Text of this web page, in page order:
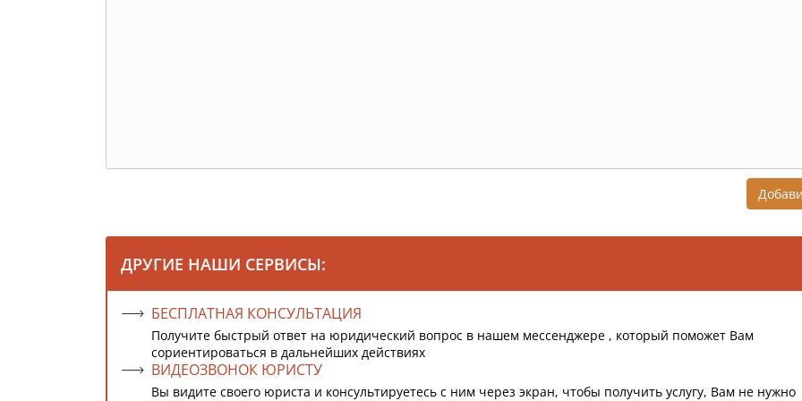
ДРУГИЕ НАШИ СЕРВИСЫ:
БЕСПЛАТНАЯ КОНСУЛЬТАЦИЯ
Получите быстрый ответ на юридический вопрос в нашем мессенджере , который поможет Вам
сориентироваться в дальнейших действиях
ВИДЕОЗВОНОК ЮРИСТУ
Вы видите своего юриста и консультируетесь с ним через экран, чтобы получить услугу, Вам не нужно